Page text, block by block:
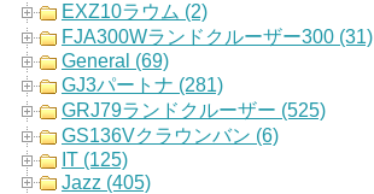
EXZ10ラウム (2)
FJA300Wランドクルーザー300 (31)
General (69)
GJ3パートナ (281)
GRJ79ランドクルーザー (525)
GS136Vクラウンバン (6)
IT (125)
Jazz (405)